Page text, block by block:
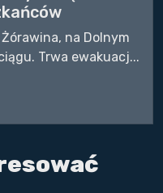
na Dolnym
Trwa ewakuacj...